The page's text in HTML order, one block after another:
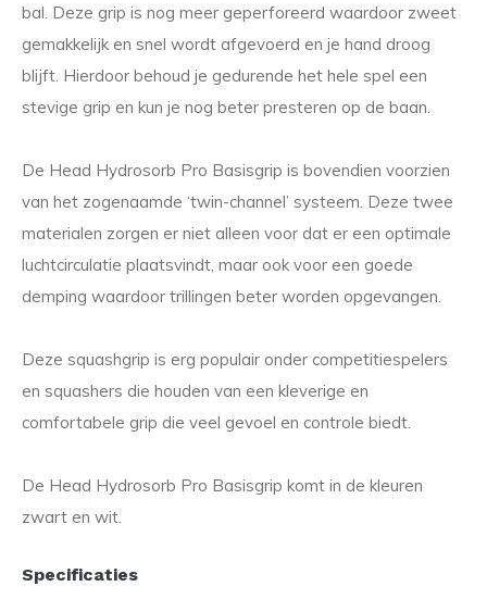
bal. Deze grip is nog meer geperforeerd waardoor zweet
gemakkelijk en snel wordt afgevoerd en je hand droog
blijft. Hierdoor behoud je gedurende het hele spel een
stevige grip en kun je nog beter presteren op de baan.
De Head Hydrosorb Pro Basisgrip is bovendien voorzien
van het zogenaamde ‘twin-channel’ systeem. Deze twee
materialen zorgen er niet alleen voor dat er een optimale
luchtcirculatie plaatsvindt, maar ook voor een goede
demping waardoor trillingen beter worden opgevangen.
Deze squashgrip is erg populair onder competitiespelers
en squashers die houden van een kleverige en
comfortabele grip die veel gevoel en controle biedt.
De Head Hydrosorb Pro Basisgrip komt in de kleuren
zwart en wit.
Specificaties